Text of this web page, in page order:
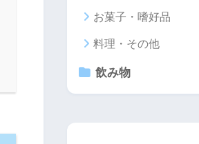
お菓子・嗜好品
料理・その他
飲み物